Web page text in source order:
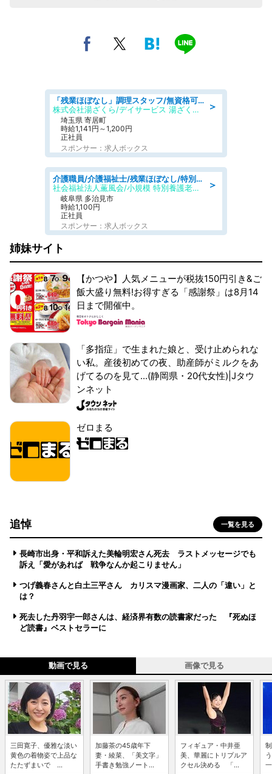
＞
「残業ほぼなし」調理スタッフ/無資格可/正職員/日勤のみ/デイサービス/社会保障完備
株式会社湯ざくら/デイサービス 湯ざくらケアリゾート
埼玉県 寄居町
時給1,141円～1,200円
正社員
スポンサー：求人ボックス
＞
介護職員/介護福祉士/残業ほぼなし/特別養護老人ホームの介護職/夜勤専従
社会福祉法人薫風会/小規模 特別養護老人ホーム エバーグリーン
岐阜県 多治見市
時給1,100円
正社員
スポンサー：求人ボックス
姉妹サイト
【かつや】人気メニューが税抜150円引き&ご
飯大盛り無料!お得すぎる「感謝祭」は8月14
日まで開催中。
「多指症」で生まれた娘と、受け止められな
い私。産後初めての夜、助産師がミルクをあ
げてるのを見て...(静岡県・20代女性)|Jタウ
ンネット
ゼロまる
追悼 一覧を見る
長崎市出身・平和訴えた美輪明宏さん死去 ラストメッセージでも
訴え「愛があれば 戦争なんか起こりません」
つげ義春さんと白土三平さん カリスマ漫画家、二人の「違い」と
は？
死去した丹羽宇一郎さんは、経済界有数の読書家だった 『死ぬほ
ど読書』ベストセラーに
動画で見る 画像で見る
三田寛子、優雅な淡い
黄色の着物姿で上品な
たたずまいで ...
加藤茶の45歳年下
妻・綾菜、「美文字」
手書き勉強ノート...
フィギュア・中井亜
美、華麗にトリプルア
クセル決める 「...